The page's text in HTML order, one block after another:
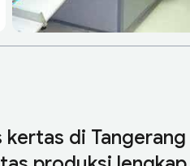
kertas di Tangerang